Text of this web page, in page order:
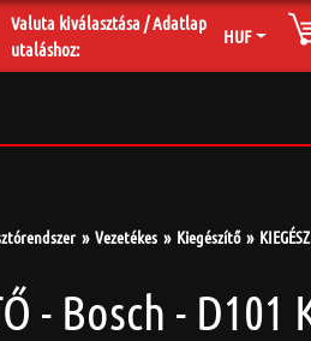
Valuta kiválasztása / Adatlap
utaláshoz:
HUF
Vezetékes Kiegészítő
- Bosch -